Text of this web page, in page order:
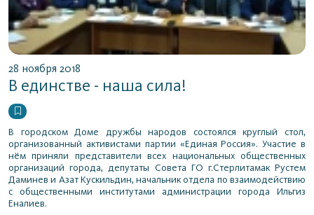
28 ноября 2018
В единстве - наша сила!
В городском Доме дружбы народов состоялся круглый стол,
организованный активистами партии «Единая Россия». Участие в
нём приняли представители всех национальных общественных
организаций города, депутаты Совета ГО г.Стерлитамак Рустем
Даминев и Азат Кускильдин, начальник отдела по взаимодействию
с общественными институтами администрации города Ильгиз
Еналиев.